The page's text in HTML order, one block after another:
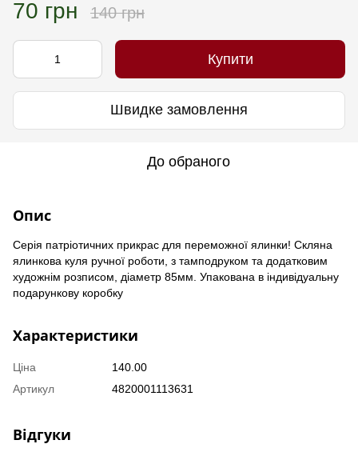
70 грн 140 грн
Купити
Швидке замовлення
До обраного
Опис
Серія патріотичних прикрас для переможної ялинки! Скляна
ялинкова куля ручної роботи, з тамподруком та додатковим
художнім розписом, діаметр 85мм. Упакована в індивідуальну
подарункову коробку
Характеристики
Ціна
140.00
Артикул
4820001113631
Відгуки